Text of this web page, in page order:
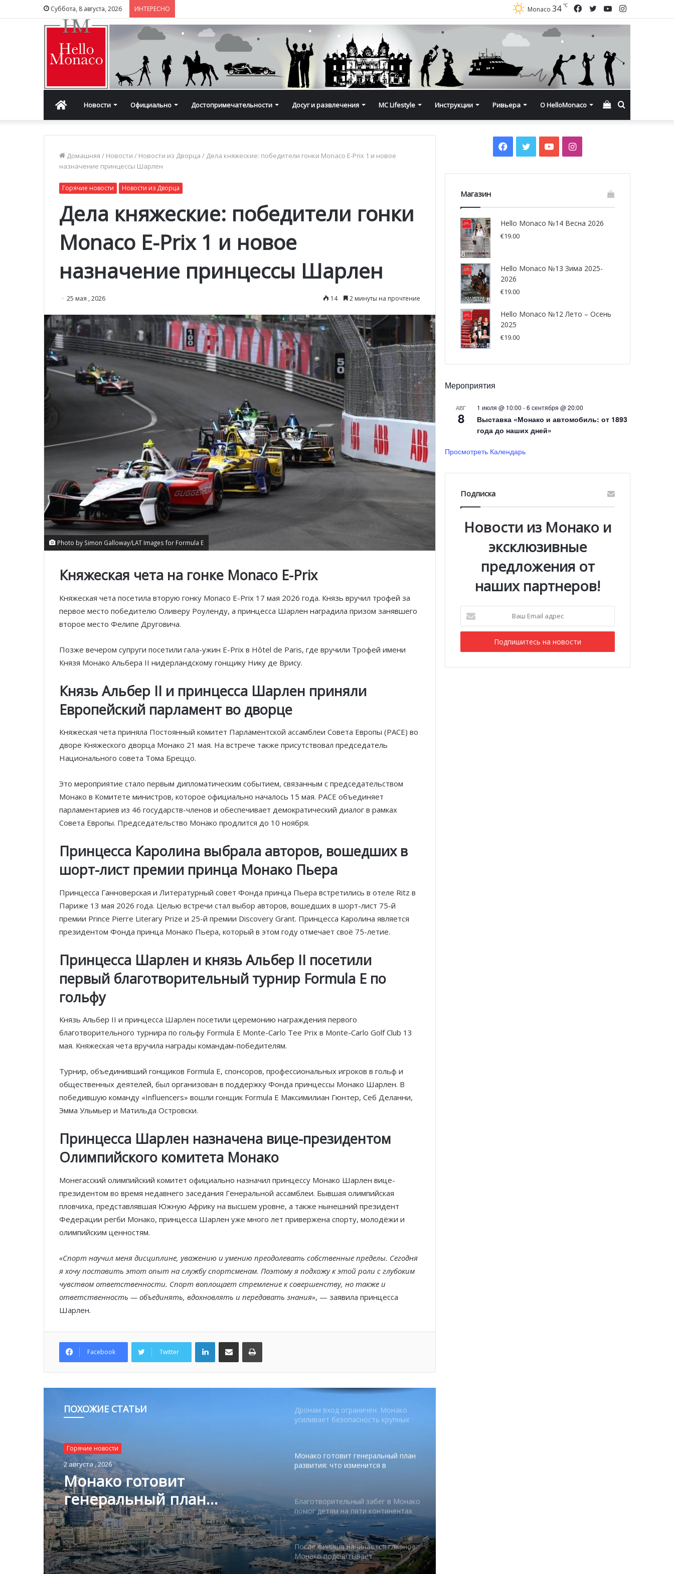
Суббота, 8 августа, 2026 ИНТЕРЕСНО Instagram
YouTube
Twitter
Facebook
Monaco 34 ℃
ГлавнаяНовости Официально Достопримечательности Досуг и развлечения MC Lifestyle Инструкции Ривьера О HelloMonaco Смотреть
Домашняя / Новости / Новости из Дворца / Дела княжеские: победители гонки Monaco E-Prix 1 и новое
назначение принцессы Шарлен
Горячие новости Новости из Дворца
Дела княжеские: победители гонки
Monaco E-Prix 1 и новое
назначение принцессы Шарлен
25 мая , 2026 14 2 минуты на прочтение
Photo by Simon Galloway/LAT Images for Formula E
Княжеская чета на гонке Monaco E-Prix
Княжеская чета посетила вторую гонку Monaco E-Prix 17 мая 2026 года. Князь вручил трофей за
первое место победителю Оливеру Роуленду, а принцесса Шарлен наградила призом занявшего
второе место Фелипе Друговича.
Позже вечером супруги посетили гала-ужин E-Prix в Hôtel de Paris, где вручили Трофей имени
Князя Монако Альбера II нидерландскому гонщику Нику де Врису.
Князь Альбер II и принцесса Шарлен приняли
Европейский парламент во дворце
Княжеская чета приняла Постоянный комитет Парламентской ассамблеи Совета Европы (PACE) во
дворе Княжеского дворца Монако 21 мая. На встрече также присутствовал председатель
Национального совета Тома Бреццо.
Это мероприятие стало первым дипломатическим событием, связанным с председательством
Монако в Комитете министров, которое официально началось 15 мая. PACE объединяет
парламентариев из 46 государств-членов и обеспечивает демократический диалог в рамках
Совета Европы. Председательство Монако продлится до 10 ноября.
Принцесса Каролина выбрала авторов, вошедших в
шорт-лист премии принца Монако Пьера
Принцесса Ганноверская и Литературный совет Фонда принца Пьера встретились в отеле Ritz в
Париже 13 мая 2026 года. Целью встречи стал выбор авторов, вошедших в шорт-лист 75-й
премии Prince Pierre Literary Prize и 25-й премии Discovery Grant. Принцесса Каролина является
президентом Фонда принца Монако Пьера, который в этом году отмечает своё 75-летие.
Принцесса Шарлен и князь Альбер II посетили
первый благотворительный турнир Formula E по
гольфу
Князь Альбер II и принцесса Шарлен посетили церемонию награждения первого
благотворительного турнира по гольфу Formula E Monte-Carlo Tee Prix в Monte-Carlo Golf Club 13
мая. Княжеская чета вручила награды командам-победителям.
Турнир, объединивший гонщиков Formula E, спонсоров, профессиональных игроков в гольф и
общественных деятелей, был организован в поддержку Фонда принцессы Монако Шарлен. В
победившую команду «Influencers» вошли гонщик Formula E Максимилиан Гюнтер, Себ Деланни,
Эмма Ульмьер и Матильда Островски.
Принцесса Шарлен назначена вице-президентом
Олимпийского комитета Монако
Монегасский олимпийский комитет официально назначил принцессу Монако Шарлен вице-
президентом во время недавнего заседания Генеральной ассамблеи. Бывшая олимпийская
пловчиха, представлявшая Южную Африку на высшем уровне, а также нынешний президент
Федерации регби Монако, принцесса Шарлен уже много лет привержена спорту, молодёжи и
олимпийским ценностям.
«Спорт научил меня дисциплине, уважению и умению преодолевать собственные пределы. Сегодня
я хочу поставить этот опыт на службу спортсменам. Поэтому я подхожу к этой роли с глубоким
чувством ответственности. Спорт воплощает стремление к совершенству, но также и
ответственность — объединять, вдохновлять и передавать знания», — заявила принцесса
Шарлен.
Facebook Twitter
LinkedInПоделиться по электронной почте Распечатать
ПОХОЖИЕ СТАТЬИ
Горячие новости
2 августа , 2026
Монако готовит
генеральный план
развития: что изменится в
Княжестве
Князь Альбер II и Принцесса
Шарлен посетили 77-й Бал
Шарль Леклер вновь в борьбе:
SBM и Be Safe Monaco продлили
партнёрство ради безопасных
летних ночей
FESTIVAL готовит вечер мирового
Дронам вход ограничен: Монако
усиливает безопасность крупных
Монако готовит генеральный план
развития: что изменится в
Благотворительный забег в Монако
помог детям на пяти континентах
После финиша начинается главное:
Монако подсчитывает
экономическую ценность Гран-при
Facebook
TwitterYouTubeInstagram
Магазин
Hello Monaco №14 Весна 2026
€19.00
Hello Monaco №13 Зима 2025-
2026
€19.00
Hello Monaco №12 Лето – Осень
2025
€19.00
Мероприятия
АВГ
8
1 июля @ 10:00 -6 сентября @ 20:00
Выставка «Монако и автомобиль: от 1893
года до наших дней»
Просмотреть Календарь
Подписка
Новости из Монако и
эксклюзивные
предложения от
наших партнеров!
Email
адрес